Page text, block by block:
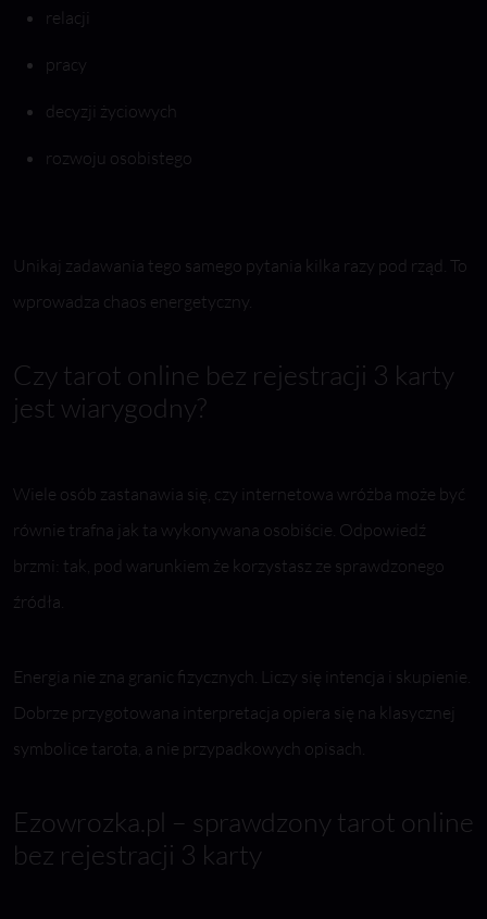
relacji
pracy
decyzji życiowych
rozwoju osobistego
Unikaj zadawania tego samego pytania kilka razy pod rząd. To
wprowadza chaos energetyczny.
Czy tarot online bez rejestracji 3 karty
jest wiarygodny?
Wiele osób zastanawia się, czy internetowa wróżba może być
równie trafna jak ta wykonywana osobiście. Odpowiedź
brzmi: tak, pod warunkiem że korzystasz ze sprawdzonego
źródła.
Energia nie zna granic fizycznych. Liczy się intencja i skupienie.
Dobrze przygotowana interpretacja opiera się na klasycznej
symbolice tarota, a nie przypadkowych opisach.
Ezowrozka.pl – sprawdzony tarot online
bez rejestracji 3 karty